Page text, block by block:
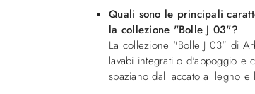
Quali sono le principali
la collezione "Bolle J 03"?
La collezione "Bolle J 03" di
lavabi integrati o d'appoggio e
spaziano dal laccato al legno e